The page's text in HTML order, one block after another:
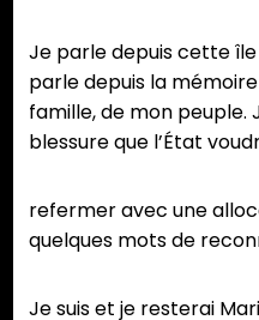
Je parle depuis cette
parle depuis la
famille, de mon
blessure que l’État
refermer avec une
quelques mots de
Je suis et je resterai